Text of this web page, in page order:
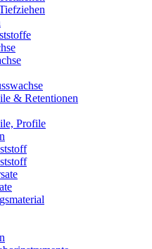
& Retentionen
Profile